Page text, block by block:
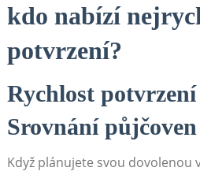
kdo nabízí
potvrzení?
Rychlost
Srovnání půjčoven
Když plánujete svou dovolenou